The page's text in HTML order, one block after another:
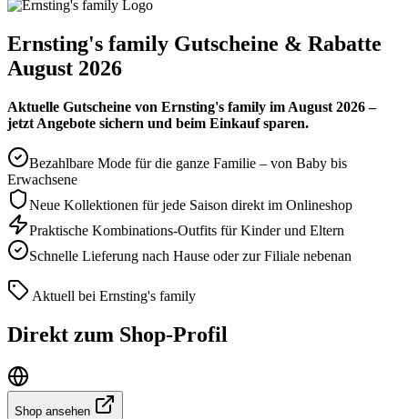
Ernsting's family Gutscheine & Rabatte
August 2026
Aktuelle Gutscheine von Ernsting's family im August 2026 –
jetzt Angebote sichern und beim Einkauf sparen.
Bezahlbare Mode für die ganze Familie – von Baby bis
Erwachsene
Neue Kollektionen für jede Saison direkt im Onlineshop
Praktische Kombinations-Outfits für Kinder und Eltern
Schnelle Lieferung nach Hause oder zur Filiale nebenan
Aktuell bei Ernsting's family
Direkt zum Shop-Profil
Shop ansehen